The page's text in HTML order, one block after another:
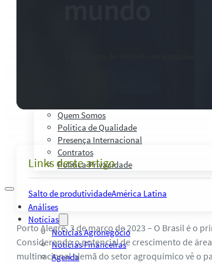
Quem Somos
Política de Qualidade
Presença Internacional
Contratos
Política Privacidade
Análises
Notícias
Notícias Agronegócio
Notícias Financeiras
Agenda
Links deste artigo
Salto de produtividadeAmérica Latina
Porto Alegre, 3 de março de 2023 – O Brasil é o
Considerando o potencial de crescimento de
multinacional alemã do setor agroquímico vê o